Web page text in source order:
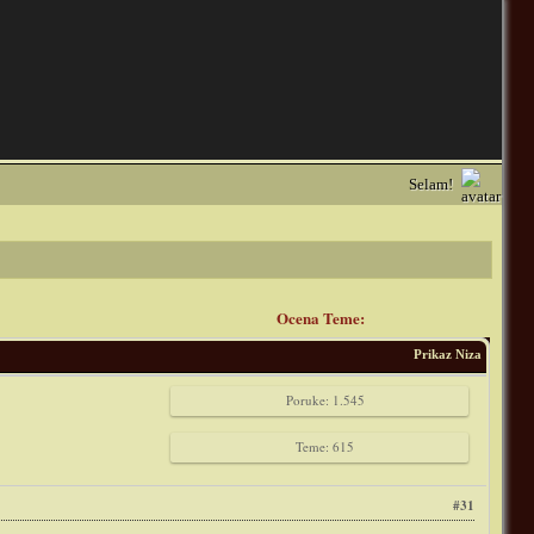
Selam!
Ocena Teme:
Prikaz Niza
Poruke: 1.545
Teme: 615
#31